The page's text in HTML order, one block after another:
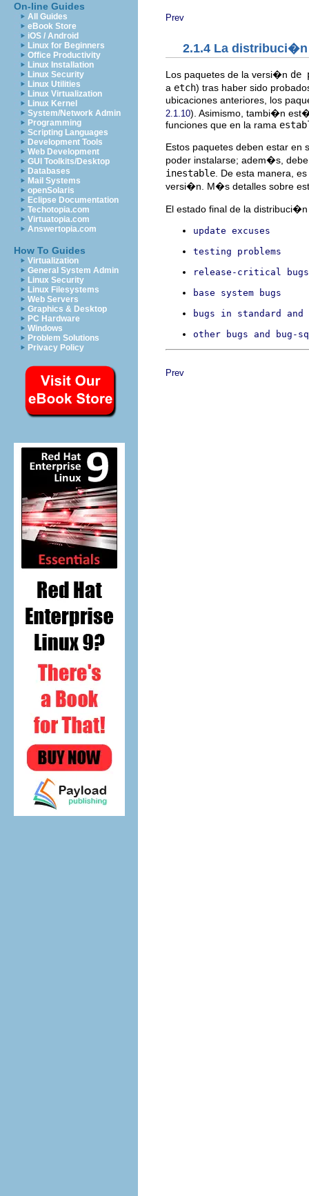
On-line Guides
All Guides
eBook Store
iOS / Android
Linux for Beginners
Office Productivity
Linux Installation
Linux Security
Linux Utilities
Linux Virtualization
Linux Kernel
System/Network Admin
Programming
Scripting Languages
Development Tools
Web Development
GUI Toolkits/Desktop
Databases
Mail Systems
openSolaris
Eclipse Documentation
Techotopia.com
Virtuatopia.com
Answertopia.com
How To Guides
Virtualization
General System Admin
Linux Security
Linux Filesystems
Web Servers
Graphics & Desktop
PC Hardware
Windows
Problem Solutions
Privacy Policy
Prev
2.1.4 La
Los paquetes de la versi�n de
a etch) tras haber sido
ubicaciones anteriores, los
2.1.10). Asimismo, tambi�n
funciones que en la rama
Estos paquetes deben estar en
poder instalarse; adem�s,
inestable . De esta manera,
versi�n. M�s detalles sobre
El estado final de la
update excuses
testing problems
release-critical bugs
base system bugs
bugs in standard and
other bugs and bug-
Prev